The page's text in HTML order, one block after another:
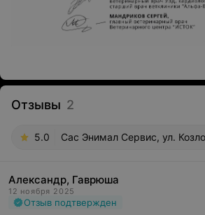
Отзывы 2
5.0 Сас Энимал Сервис, ул.
Александр, Гаврюша
12 ноября 2025
Отзыв подтвержден